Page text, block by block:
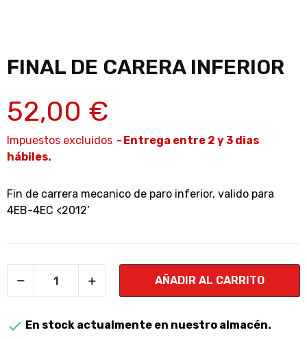
FINAL DE CARERA INFERIOR
52,00 €
Impuestos excluidos
Entrega entre 2 y 3 dias
hábiles.
Fin de carrera mecanico de paro inferior, valido para
4EB-4EC <2012’
AÑADIR AL CARRITO
 En stock actualmente en nuestro almacén.